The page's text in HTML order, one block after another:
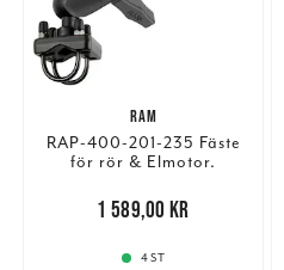
RAM
RAP-400-201-235 Fäste
för rör & Elmotor.
1 589,00 kr
1 589,00 kr
4 ST